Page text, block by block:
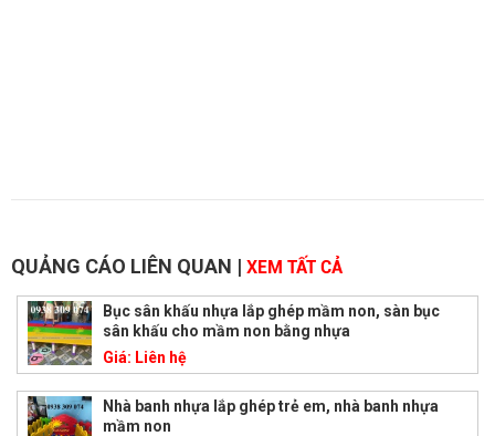
QUẢNG CÁO LIÊN QUAN | XEM TẤT CẢ
Bục sân khấu nhựa lắp ghép mầm non, sàn bục
sân khấu cho mầm non bằng nhựa
Giá: Liên hệ
Nhà banh nhựa lắp ghép trẻ em, nhà banh nhựa
mầm non